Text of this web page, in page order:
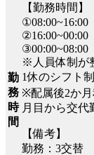
勤
務
時
間
【勤務時間】
①08:00~16:00
②16:00~00:00
③00:00~08:00
※人員体制が
1休のシフト
※配属後2か月
月目から交代
【備考】
勤務：3交替